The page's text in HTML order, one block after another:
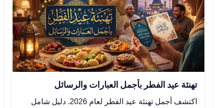
تهنئة عيد الفطر بأجمل العبارات والرسائل
اكتشف أجمل تهنئة عيد الفطر لعام 2026. دليل شامل